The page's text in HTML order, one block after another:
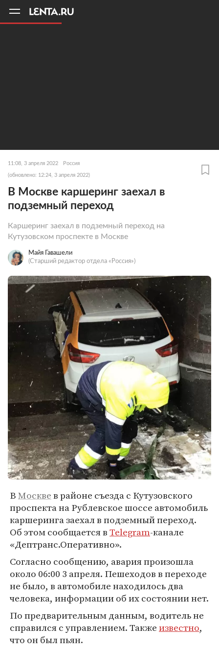
11:08, 3 апреля 2022 Россия
(обновлено: 12:24, 3 апреля 2022)
В Москве каршеринг заехал в
подземный переход
Каршеринг заехал в подземный переход на
Кутузовском проспекте в Москве
Майя Гавашели
(Старший редактор отдела «Россия»)
ВМосквев районе съезда с Кутузовского
проспекта на Рублевское шоссе автомобиль
каршеринга заехал в подземный переход.
Об этом сообщается вTelegram-канале
«Дептранс.Оперативно».
Согласно сообщению, авария произошла
около 06:00 3 апреля. Пешеходов в переходе
не было, в автомобиле находилось два
человека, информации об их состоянии нет.
По предварительным данным, водитель не
справился с управлением. Такжеизвестно,
что он был пьян.